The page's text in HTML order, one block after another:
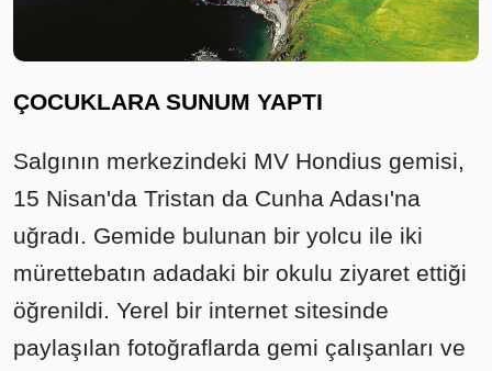
ÇOCUKLARA SUNUM YAPTI
Salgının merkezindeki MV Hondius gemisi,
15 Nisan'da Tristan da Cunha Adası'na
uğradı. Gemide bulunan bir yolcu ile iki
mürettebatın adadaki bir okulu ziyaret ettiği
öğrenildi. Yerel bir internet sitesinde
paylaşılan fotoğraflarda gemi çalışanları ve